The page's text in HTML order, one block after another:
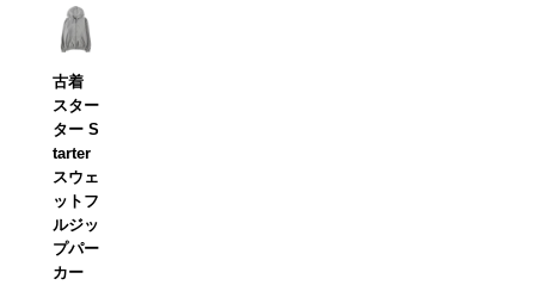
古着
スター
ター S
tarter
スウェ
ットフ
ルジッ
プパー
カー